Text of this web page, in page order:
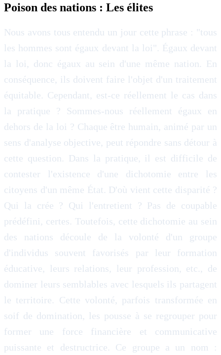
Poison des nations : Les élites
Nous avons tous entendu un jour cette phrase : "tous
les hommes sont égaux devant la loi". Égaux devant
la loi, donc égaux au sein d'une même nation. En
conséquence, ils doivent faire l'objet d'un traitement
équitable. Cependant, est-ce réellement le cas dans
la pratique ? Sommes-nous réellement égaux en
dehors de la loi ? Chaque être humain, animé par un
sens d'analyse objective, peut répondre sans détour à
cette question. Dans la pratique, il est difficile de
contester l'existence d'une dichotomie entre les
citoyens d'un même État. D'où vient cette disparité ?
Qui la crée ? Qui l'entretient ? Pas de coupable
prédéfini, certes. Toutefois, cette dichotomie au sein
des nations découle de la volonté d'un groupe
d'individus souvent favorisés par leur formation
éducative, leurs relations, leur profession, etc., de
dominer leurs semblables avec lesquels ils partagent
le territoire. Cette volonté, parfois transformée en
soif de domination, les pousse à se regrouper pour
former une force financière et communicative
puissante et destructrice. Ce groupe a un nom :